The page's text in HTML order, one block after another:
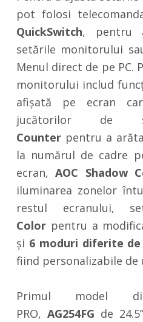
pot folosi
QuickSwitch, pentru
setările monitorului
Menul direct de pe PC.
monitorului includ
afișată pe ecran
jucătorilor de
Counterpentru a
la numărul de cadre
ecran,AOC Shadow
iluminarea zonelor
restul ecranului,
Colorpentru a
și 6 moduri diferite
fiind personalizabile de
Primul model
PRO,AG254FG de